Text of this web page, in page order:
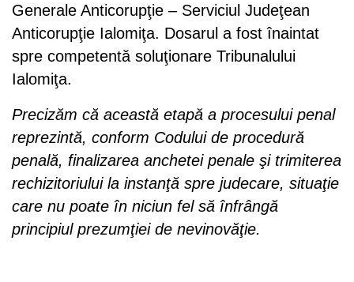
Generale Anticorupţie – Serviciul Judeţean
Anticorupţie Ialomiţa. Dosarul a fost înaintat
spre competentă soluţionare Tribunalului
Ialomiţa.
Precizăm că această etapă a procesului penal
reprezintă, conform Codului de procedură
penală, finalizarea anchetei penale şi trimiterea
rechizitoriului la instanţă spre judecare, situaţie
care nu poate în niciun fel să înfrângă
principiul prezumţiei de nevinovăţie.